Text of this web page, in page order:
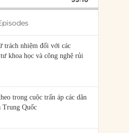
trách nhiệm đối với các
khoa học và công nghệ rủi
trong cuộc trấn áp các dân
Trung Quốc